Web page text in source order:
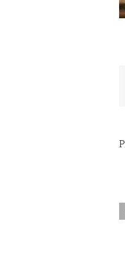
Autant parler au vent